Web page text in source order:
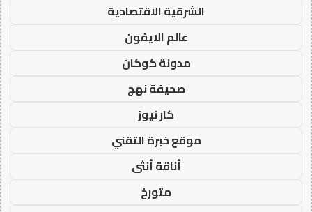
الشرقية الاقتصادية
عالم الايفون
مدونة كوكان
صحيفة نهج
كار نيوز
موقع خبرة التقني
أناقة أنثى
متورخ